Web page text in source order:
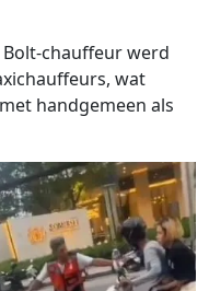
Bolt-chauffeur werd
wat
handgemeen als